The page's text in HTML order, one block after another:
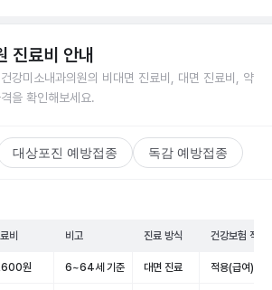
진료비 안내
건강미소내과의원의 비대면 진료비, 대면 진료비, 약
을 확인해보세요.
대상포진 예방접종 독감 예방접종
비 비고 진료 방식 건강보험 적용
원 6~64세 기준 대면 진료 적용(급여)